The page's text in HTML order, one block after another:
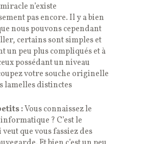
n’existe
pas encore. Il y a bien
nous pouvons cependant
certains sont simples et
un peu plus compliqués et à
possédant un niveau
votre souche originelle
lamelles distinctes
:Vous connaissez le
? C’est le
que vous fassiez des